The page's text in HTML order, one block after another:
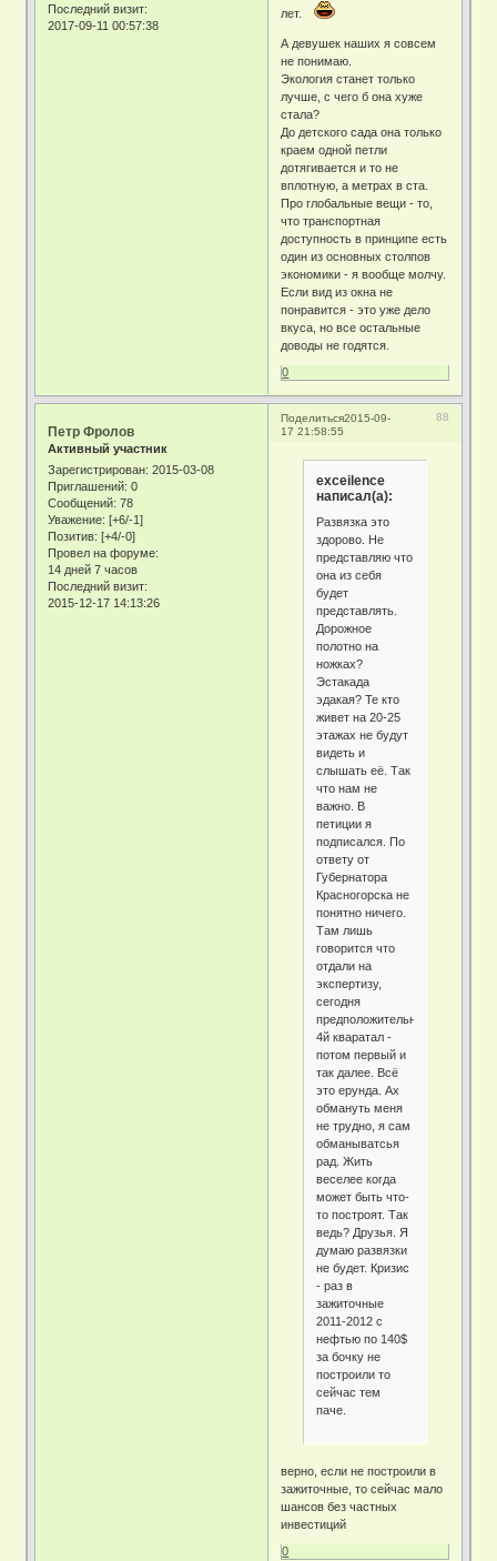
Последний визит:
2017-09-11 00:57:38
лет.
А девушек наших я совсем
не понимаю.
Экология станет только
лучше, с чего б она хуже
стала?
До детского сада она только
краем одной петли
дотягивается и то не
вплотную, а метрах в ста.
Про глобальные вещи - то,
что транспортная
доступность в принципе есть
один из основных столпов
экономики - я вообще молчу.
Если вид из окна не
понравится - это уже дело
вкуса, но все остальные
доводы не годятся.
0
Поделиться 88
2015-09-
17 21:58:55
Петр Фролов
Активный участник
Зарегистрирован: 2015-03-08
Приглашений: 0
Сообщений: 78
Уважение: [+6/-1]
Позитив: [+4/-0]
Провел на форуме:
14 дней 7 часов
Последний визит:
2015-12-17 14:13:26
exceilence
написал(а):
Развязка это
здорово. Не
представляю что
она из себя
будет
представлять.
Дорожное
полотно на
ножках?
Эстакада
эдакая? Те кто
живет на 20-25
этажах не будут
видеть и
слышать её. Так
что нам не
важно. В
петиции я
подписался. По
ответу от
Губернатора
Красногорска не
понятно ничего.
Там лишь
говорится что
отдали на
экспертизу,
сегодня
предположительно
4й кваратал -
потом первый и
так далее. Всё
это ерунда. Ах
обмануть меня
не трудно, я сам
обманыватсья
рад. Жить
веселее когда
может быть что-
то построят. Так
ведь? Друзья. Я
думаю развязки
не будет. Кризис
- раз в
зажиточные
2011-2012 с
нефтью по 140$
за бочку не
построили то
сейчас тем
паче.
верно, если не построили в
зажиточные, то сейчас мало
шансов без частных
инвестиций
0